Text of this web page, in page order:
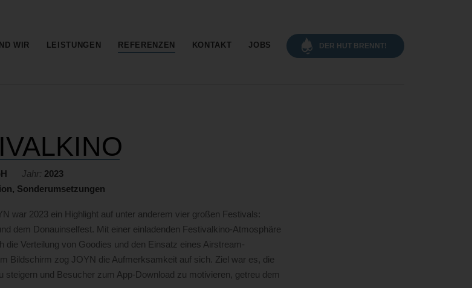
der
Hauptnavigation
WIR LEISTUNGEN REFERENZEN KONTAKT JOBS DER HUT BRENNT!
Jahr: 2023
Sonderumsetzungen
war 2023 ein Highlight auf unter anderem vier großen Festivals:
dem Donauinselfest. Mit einer einladenden Festivalkino-Atmosphäre
Verteilung von Goodies und den Einsatz eines Airstream-
Bildschirm zog JOYN die Aufmerksamkeit auf sich. Ziel war es, die
steigern und Besucher zum App-Download zu motivieren, getreu dem